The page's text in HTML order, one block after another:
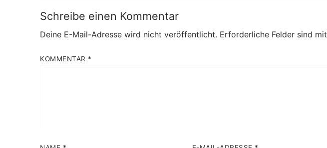
Schreibe einen Kommentar
Deine E-Mail-Adresse wird nicht veröffentlicht. Erforderliche Felder sind mit
KOMMENTAR *